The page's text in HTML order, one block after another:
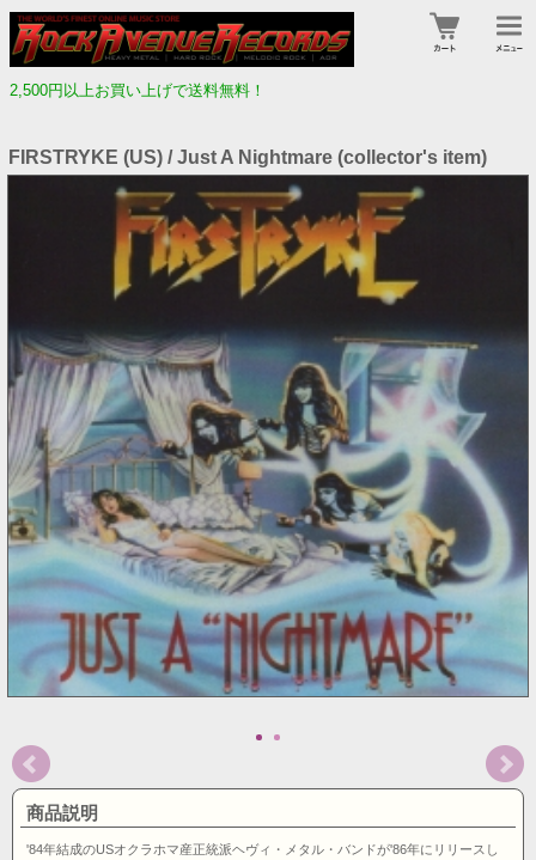
2,500円以上お買い上げで送料無料！
FIRSTRYKE (US) / Just A Nightmare (collector's item)
商品説明
'84年結成のUSオクラホマ産正統派ヘヴィ・メタル・バンドが'86年にリリースし